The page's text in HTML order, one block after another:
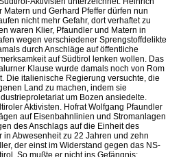
Matern und Gerhard Pfeffer dürfen nun
nicht mehr Gefahr, dort verhaftet zu
waren Klier, Pfaundler und Matern in
wegen verschiedener Sprengstoffdelikte
durch Anschläge auf öffentliche
auf Südtirol lenken wollen. Das
Klause wurde damals noch von Rom
Die italienische Regierung versuchte, die
Land zu machen, indem sie
um Bozen ansiedelte.
Aktivisten. Hofrat Wolfgang Pfaundler
auf Eisenbahnlinien und Stromanlagen
des Anschlags auf die Einheit des
in Abwesenheit zu 22 Jahren und zehn
der einst im Widerstand gegen das NS-
So mußte er nicht ins Gefängnis: